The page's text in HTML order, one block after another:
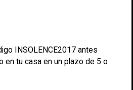
INSOLENCE2017 antes
en tu casa en un plazo de 5 o